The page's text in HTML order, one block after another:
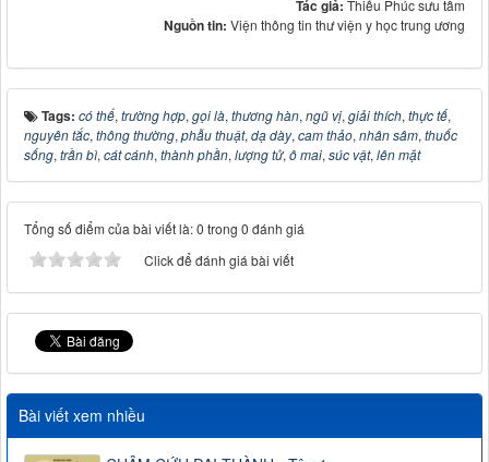
Tác giả: Thiếu Phúc sưu tầm
Nguồn tin: Viện thông tin thư viện y học trung ương
Tags: có thể, trường hợp, gọi là, thương hàn, ngũ vị, giải thích, thực tế,
nguyên tắc, thông thường, phẫu thuật, dạ dày, cam thảo, nhân sâm, thuốc
sống, trần bì, cát cánh, thành phần, lượng tử, ô mai, súc vật, lên mặt
Tổng số điểm của bài viết là: 0 trong 0 đánh giá
Click để đánh giá bài viết
Bài viết xem nhiều